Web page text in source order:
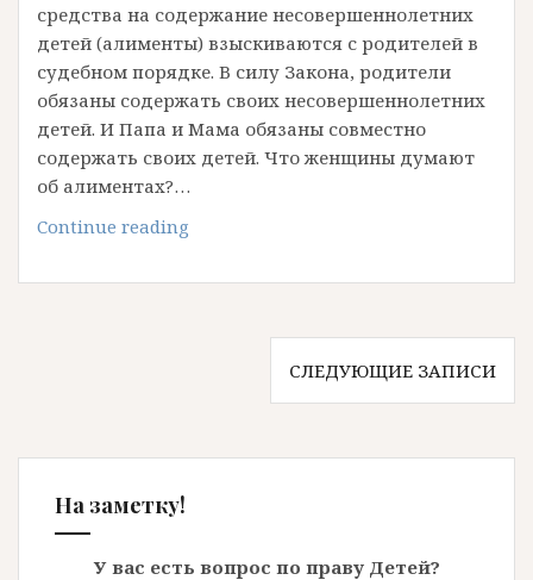
средства на содержание несовершеннолетних
детей (алименты) взыскиваются с родителей в
судебном порядке. В силу Закона, родители
обязаны содержать своих несовершеннолетних
детей. И Папа и Мама обязаны совместно
содержать своих детей. Что женщины думают
об алиментах?…
Continue reading
ребенка,
СЛЕДУЮЩИЕ ЗАПИСИ
На заметку!
У вас есть вопрос по праву Детей?